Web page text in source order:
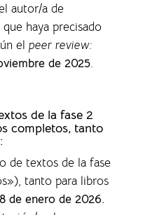
autor/a de
haya precisado
el peer review:
de 2025.
de la fase 2
completos, tanto
:
de textos de la fase
tanto para libros
8 de enero de 2026.